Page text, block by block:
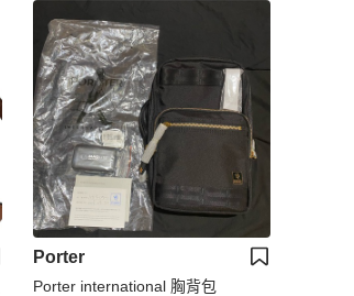
Porter
Porter international 胸背包